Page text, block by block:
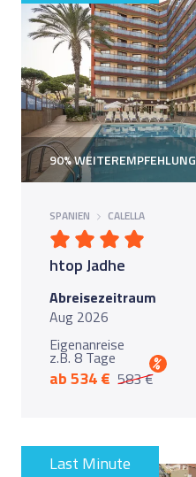
90% WEITEREMPFEHLUNG
SPANIEN CALELLA
htop Jadhe
Abreisezeitraum
Aug 2026
Eigenanreise
z.B. 8 Tage
ab 534 € 583 €
%
Last Minute